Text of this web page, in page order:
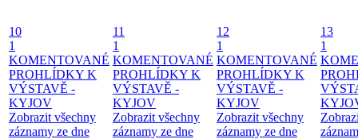
10
1
KOMENTOVANÉ
PROHLÍDKY K
VÝSTAVĚ -
KYJOV
Zobrazit všechny
záznamy ze dne
11
1
KOMENTOVANÉ
PROHLÍDKY K
VÝSTAVĚ -
KYJOV
Zobrazit všechny
záznamy ze dne
12
1
KOMENTOVANÉ
PROHLÍDKY K
VÝSTAVĚ -
KYJOV
Zobrazit všechny
záznamy ze dne
13
1